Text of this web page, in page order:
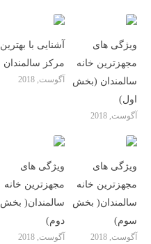
آشنایی با بهترین
مرکز سالمندان
آگوست, 2018
ویژگی های
مجهزترین خانه
سالمندان (بخش
اول)
آگوست, 2018
ویژگی های
مجهزترین خانه
سالمندان( بخش
دوم)
آگوست, 2018
ویژگی های
مجهزترین خانه
سالمندان( بخش
سوم)
آگوست, 2018